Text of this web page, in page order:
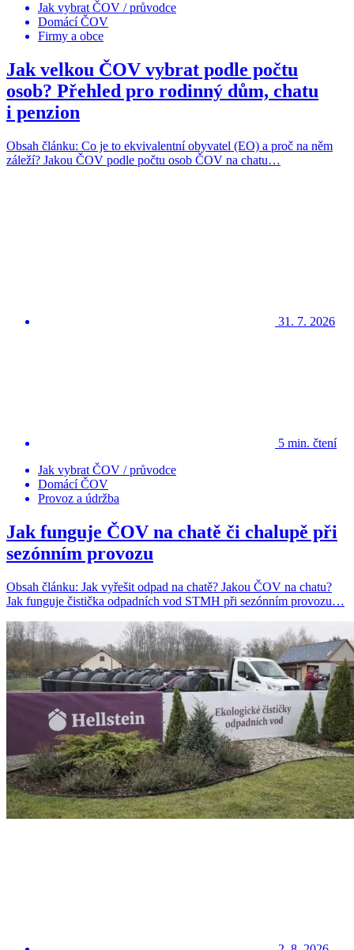
Jak vybrat ČOV / průvodce
Domácí ČOV
Firmy a obce
Jak velkou ČOV vybrat podle počtu
osob? Přehled pro rodinný dům, chatu
i penzion
Obsah článku: Co je to ekvivalentní obyvatel (EO) a proč na něm
záleží? Jakou ČOV podle počtu osob ČOV na chatu…
31. 7. 2026
5 min. čtení
Jak vybrat ČOV / průvodce
Domácí ČOV
Provoz a údržba
Jak funguje ČOV na chatě či chalupě při
sezónním provozu
Obsah článku: Jak vyřešit odpad na chatě? Jakou ČOV na chatu?
Jak funguje čistička odpadních vod STMH při sezónním provozu…